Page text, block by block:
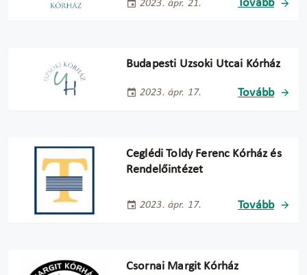
2023. ápr. 21. Tovább
Budapesti Uzsoki Utcai Kórház
2023. ápr. 17. Tovább
Ceglédi Toldy Ferenc Kórház és
Rendelőintézet
2023. ápr. 17. Tovább
Csornai Margit Kórház